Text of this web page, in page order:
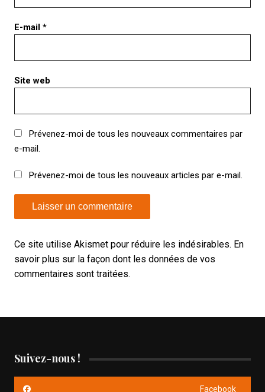
E-mail *
Site web
Prévenez-moi de tous les nouveaux commentaires par
e-mail.
Prévenez-moi de tous les nouveaux articles par e-mail.
Ce site utilise Akismet pour réduire les indésirables. En
savoir plus sur la façon dont les données de vos
commentaires sont traitées.
Suivez-nous !
Facebook